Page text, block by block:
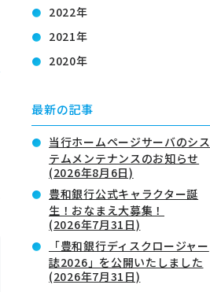
2022年
2021年
2020年
最新の記事
当行ホームページサーバのシス
テムメンテナンスのお知らせ
(2026年8月6日)
豊和銀行公式キャラクター誕
生！おなまえ大募集！
(2026年7月31日)
「豊和銀行ディスクロージャー
誌2026」を公開いたしました
(2026年7月31日)